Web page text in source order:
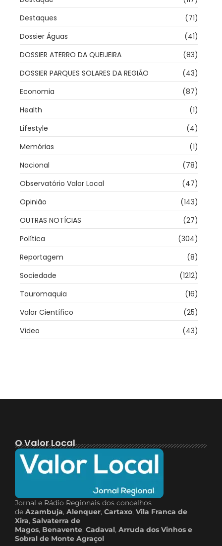
Destaques
(71)
Dossier Águas
(41)
DOSSIER ATERRO DA QUEIJEIRA
(83)
DOSSIER PARQUES SOLARES DA REGIÃO
(43)
Economia
(87)
Health
(1)
Lifestyle
(4)
Memórias
(1)
Nacional
(78)
Observatório Valor Local
(47)
Opinião
(143)
OUTRAS NOTÍCIAS
(27)
Política
(304)
Reportagem
(8)
Sociedade
(1212)
Tauromaquia
(16)
Valor Científico
(25)
Vídeo
(43)
O Valor Local
Jornal e Rádio Regionais dos concelhos
de Azambuja, Alenquer, Cartaxo, Vila Franca de
Xira, Salvaterra de
Magos, Benavente, Cadaval, Arruda dos Vinhos e
Sobral de Monte Agraçol